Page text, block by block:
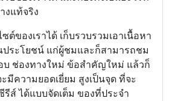
งแท้จริง
ซต์ของเราได้ เก็บรวบรวมเอาเนื้อหา
ระโยชน์ แก่ผู้ชมและก็สามารถชม
บ ช่องทางใหม่ ข้อสำคัญใหม่ แล้วก็
มีความยอดเยี่ยม สูงเป็นจุด ที่จะ
ส์ ได้แบบจัดเต็ม ของที่ประจำ